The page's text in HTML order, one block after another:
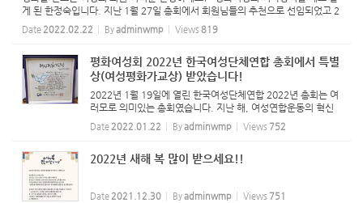
게 된 한정숙입니다. 지난 1월 27일 총회에서 회원님들의 추천으로 선임되었고 2
월 10일 김성은 이사장님과 인수인계 절차를 가졌습니다. 이우정 선생님, 김윤옥
선생님, 정현백...
Date 2022.02.22 Byadminwmp Views 819
평화여성회 2022년 한국여성단체연합 총회에서 특별
상(여성평화가교상) 받았습니다!
2022년 1월 19일에 열린 한국여성단체연합 2022년 총회는 여
러모로 의미있는 총회였습니다. 지난 해, 여성연합운동의 혁신
을 위한 뼈를 깍는 노력의 결과물이 2022년 사업계획안으로 제
안되었고, 또 공석이었던 두 분의 대표님도 새로 취임하셨습니
Date 2022.01.22 Byadminwmp Views 752
2022년 새해 복 많이 받으세요!!
Date 2021.12.30 Byadminwmp Views 751